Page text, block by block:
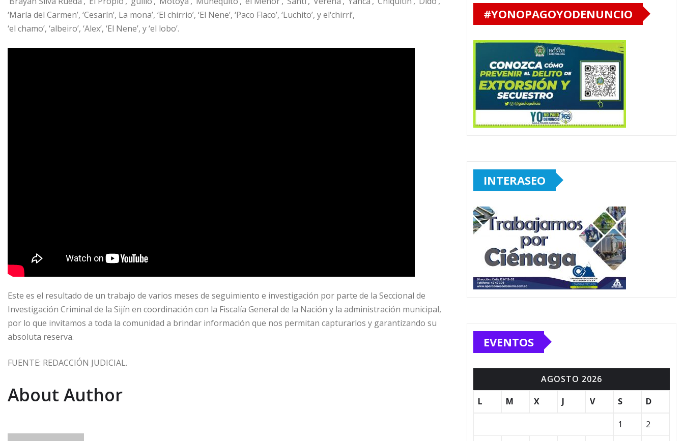
‘María del Carmen’, ‘Cesarín’, La mona’, ‘El chirrio’, ‘El Nene’, ‘Paco Flaco’, ‘Luchito’, y el‘chirri’,
‘el chamo’, ‘albeiro’, ‘Alex’, ‘El Nene’, y ‘el lobo’.
Este es el resultado de un trabajo de varios meses de seguimiento e investigación por parte de la Seccional de
Investigación Criminal de la Sijín en coordinación con la Fiscalía General de la Nación y la administración municipal,
por lo que invitamos a toda la comunidad a brindar información que nos permitan capturarlos y garantizando su
absoluta reserva.
FUENTE: REDACCIÓN JUDICIAL.
About Author
#YONOPAGOYODENUNCIO
INTERASEO
EVENTOS
AGOSTO 2026
L
M X J V S D
1
2